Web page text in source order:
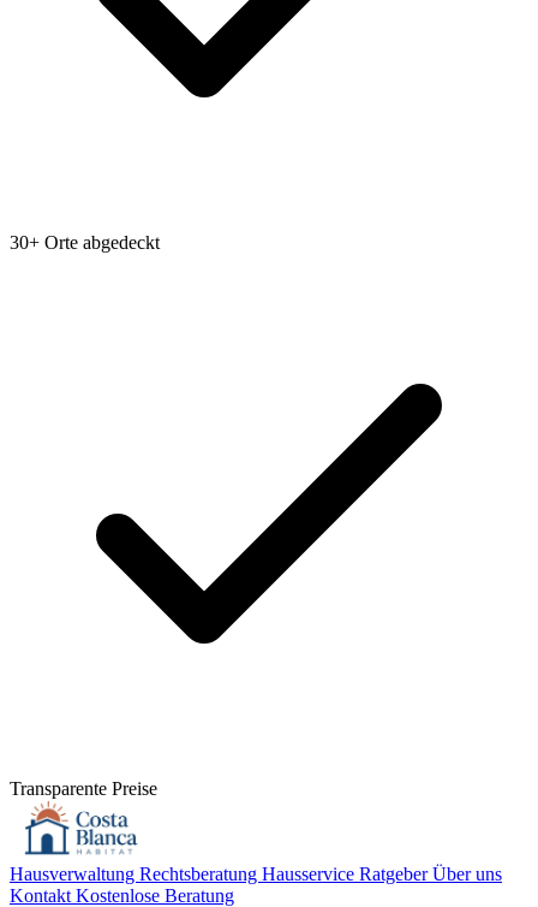
30+ Orte abgedeckt
Transparente Preise
Hausverwaltung Rechtsberatung Hausservice RatgeberÜber uns
Kontakt Kostenlose Beratung